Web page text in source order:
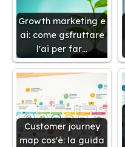
Growth marketing e
ai: come gsfruttare
l'ai per far…
Customer journey
map cos'è: la guida